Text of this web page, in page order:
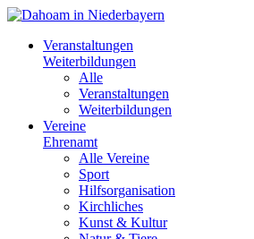
Veranstaltungen
Weiterbildungen
Alle
Veranstaltungen
Weiterbildungen
Vereine
Ehrenamt
Alle Vereine
Sport
Hilfsorganisation
Kirchliches
Kunst & Kultur